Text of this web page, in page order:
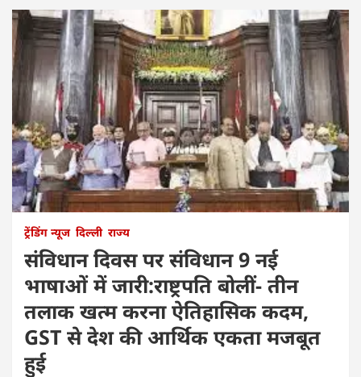
ट्रेंडिंग न्यूज दिल्ली राज्य
संविधान दिवस पर संविधान 9 नई
भाषाओं में जारी:राष्ट्रपति बोलीं- तीन
तलाक खत्म करना ऐतिहासिक कदम,
GST से देश की आर्थिक एकता मजबूत
हुई